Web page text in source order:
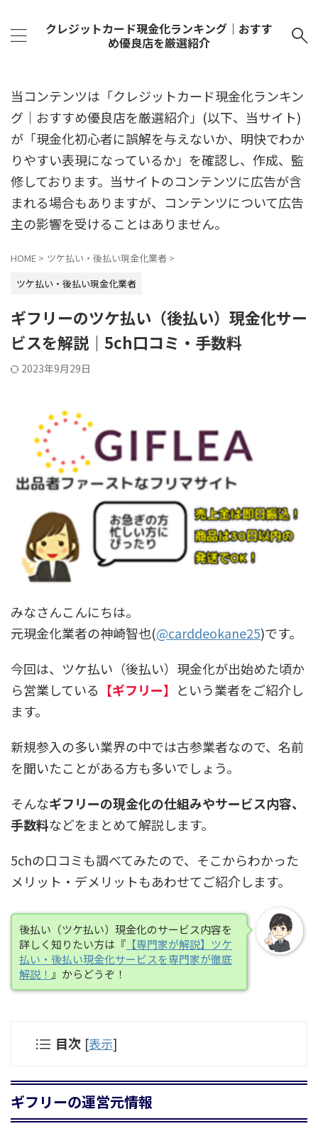
クレジットカード現金化ランキング｜おすす
め優良店を厳選紹介
当コンテンツは「クレジットカード現金化ランキン
グ｜おすすめ優良店を厳選紹介」(以下、当サイト)
が「現金化初心者に誤解を与えないか、明快でわか
りやすい表現になっているか」を確認し、作成、監
修しております。当サイトのコンテンツに広告が含
まれる場合もありますが、コンテンツについて広告
主の影響を受けることはありません。
HOME > ツケ払い・後払い現金化業者 >
ツケ払い・後払い現金化業者
ギフリーのツケ払い（後払い）現金化サー
ビスを解説｜5ch口コミ・手数料
2023年9月29日
みなさんこんにちは。
元現金化業者の神崎智也(@carddeokane25)です。
今回は、ツケ払い（後払い）現金化が出始めた頃か
ら営業している 【ギフリー】 という業者をご紹介し
ます。
新規参入の多い業界の中では古参業者なので、名前
を聞いたことがある方も多いでしょう。
そんなギフリーの現金化の仕組みやサービス内容、
手数料などをまとめて解説します。
5chの口コミも調べてみたので、そこからわかった
メリット・デメリットもあわせてご紹介します。
後払い（ツケ払い）現金化のサービス内容を
詳しく知りたい方は『 【専門家が解説】ツケ
払い・後払い現金化サービスを専門家が徹底
解説！ 』からどうぞ！
目次 [表示]
ギフリーの運営元情報